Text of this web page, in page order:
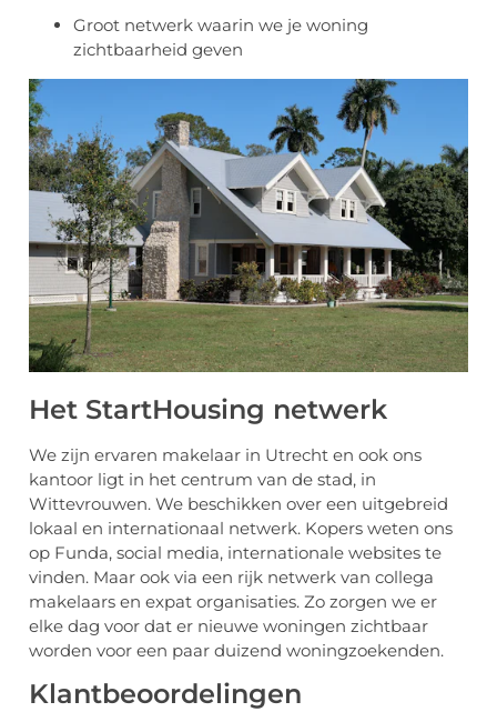
Groot netwerk waarin we je woning
zichtbaarheid geven
Het StartHousing netwerk
We zijn ervaren makelaar in Utrecht en ook ons
kantoor ligt in het centrum van de stad, in
Wittevrouwen. We beschikken over een uitgebreid
lokaal en internationaal netwerk. Kopers weten ons
op Funda, social media, internationale websites te
vinden. Maar ook via een rijk netwerk van collega
makelaars en expat organisaties. Zo zorgen we er
elke dag voor dat er nieuwe woningen zichtbaar
worden voor een paar duizend woningzoekenden.
Klantbeoordelingen